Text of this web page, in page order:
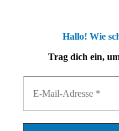
Hallo! Wie
Trag dich ein,